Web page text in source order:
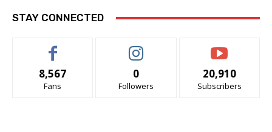
STAY CONNECTED
8,567
Fans
0
Followers
20,910
Subscribers